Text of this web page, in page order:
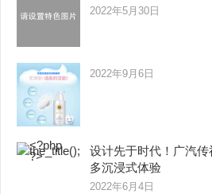
2022年5月30日
2022年9月6日
设计先于时代！广汽
多沉浸式体验
2022年6月4日